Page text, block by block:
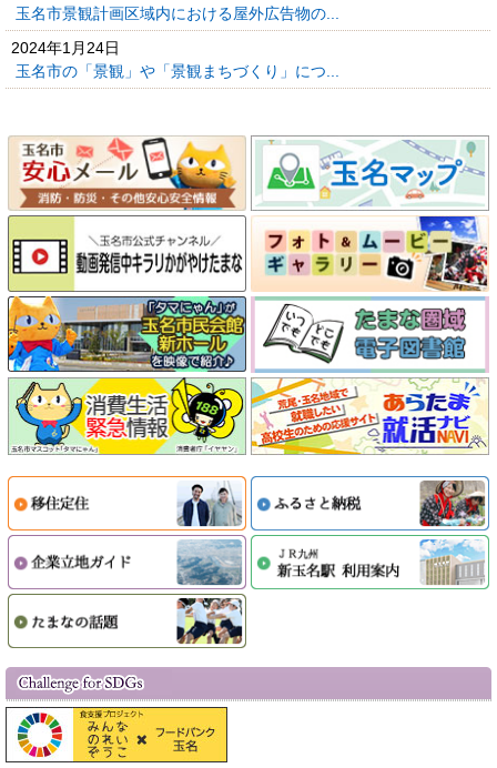
玉名市景観計画区域内における屋外広告物の...
2024年1月24日
玉名市の「景観」や「景観まちづくり」につ...